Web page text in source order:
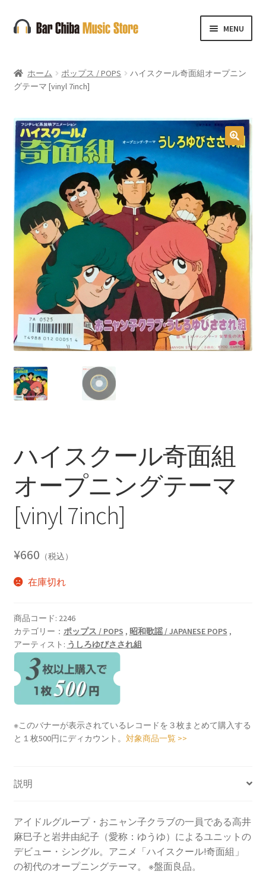
ナ
ビ
ー
シ
へ
ス
キ
ッ
プ
コ
ン
ン
ツ
キ
ッ
プ
MENU
ホーム ポップス / POPS
ハイスクール奇面組オープニン
グテーマ [vinyl 7inch]
🔍
ハイスクール奇面組
オープニングテーマ
[vinyl 7inch]
¥660 （税込）
在庫切れ
商品コード: 2246
カテゴリー： ポップス / POPS , 昭和歌謡 / JAPANESE POPS ,
アーティスト: うしろゆびさされ組
※このバナーが表示されているレコードを３枚まとめて購入する
と１枚500円にディカウント。 対象商品一覧 >>
説明
アイドルグループ・おニャン子クラブの一員である高井
麻巳子と岩井由紀子（愛称：ゆうゆ）によるユニットの
デビュー・シングル。アニメ「ハイスクール!奇面組」
の初代のオープニングテーマ。 ※盤面良品。